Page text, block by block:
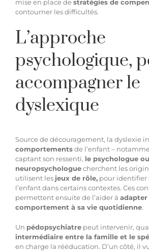
mise en place destratégies de
contourner les difficultés.
L’approche
psychologique,
accompagner le
dyslexique
Source de découragement, la dyslexie
comportementsde l’enfant –
captant son ressenti, le psychologue
neuropsychologuecherchent les
utilisent les jeux de rôle, pour identifier
l’enfant dans certains contextes. Ces
permettent ensuite de l’aider à adapter
comportement à sa vie quotidienne.
Un pédopsychiatre peut intervenir,
intermédiaire entre la famille et le
en charge la rééducation. D’un côté, il